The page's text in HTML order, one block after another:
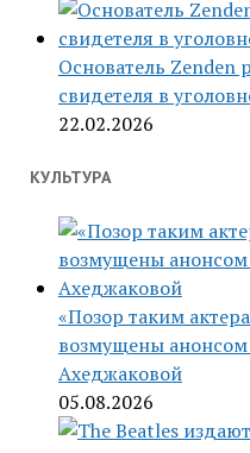
Основатель Zenden
свидетеля в
22.02.2026
КУЛЬТУРА
«Позор таким
возмущены анонсом
Ахеджаковой
05.08.2026